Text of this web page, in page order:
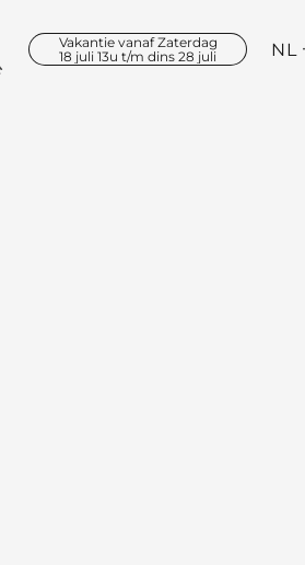
Vakantie vanaf Zaterdag
18 juli 13u t/m dins 28 juli
NL